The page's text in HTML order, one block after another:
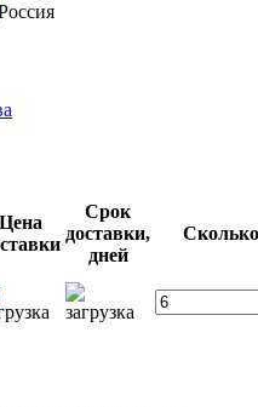
Цена
Срок
доставки,
дней